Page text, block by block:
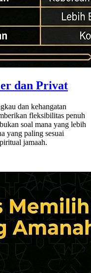
dan Privat
dan kehangatan
fleksibilitas penuh
soal mana yang lebih
yang paling sesuai
jamaah.